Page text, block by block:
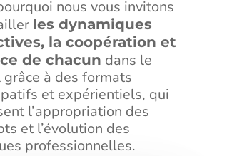
nous vous invitons
les dynamiques
la coopération et
de chacun dans le
à des formats
et expérientiels, qui
l’appropriation des
et l’évolution des
professionnelles.